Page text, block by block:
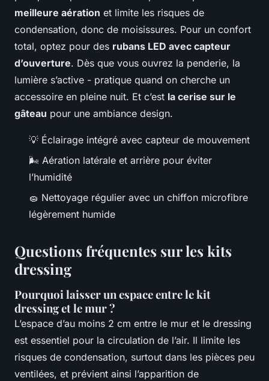
meilleure aération et limite les risques de
condensation, donc de moisissures. Pour un confort
total, optez pour des rubans LED avec capteur
d’ouverture. Dès que vous ouvrez la penderie, la
lumière s’active - pratique quand on cherche un
accessoire en pleine nuit. Et c’est la cerise sur le
gâteau pour une ambiance design.
💡 Éclairage intégré avec capteur de mouvement
🌬️ Aération latérale et arrière pour éviter
l’humidité
🧽 Nettoyage régulier avec un chiffon microfibre
légèrement humide
Questions fréquentes sur les kits
dressing
Pourquoi laisser un espace entre le kit
dressing et le mur ?
L’espace d’au moins 2 cm entre le mur et le dressing
est essentiel pour la circulation de l’air. Il limite les
risques de condensation, surtout dans les pièces peu
ventilées, et prévient ainsi l’apparition de